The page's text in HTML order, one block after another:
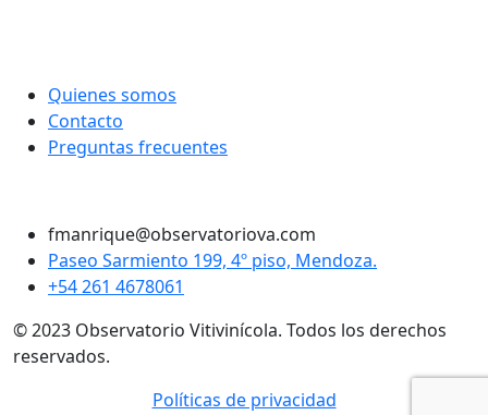
Quienes somos
Contacto
Preguntas frecuentes
fmanrique@observatoriova.com
Paseo Sarmiento 199, 4º piso, Mendoza.
+54 261 4678061
© 2023 Observatorio Vitivinícola. Todos los derechos
reservados.
Políticas de privacidad